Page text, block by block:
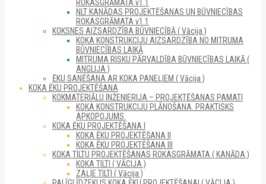
ROKASGRĀMATA v1.1
NLT KANĀDAS PROJEKTĒŠANAS UN BŪVNIECĪBAS
ROKASGRĀMATA v1.1
KOKSNES AIZSARDZĪBA BŪVNIECĪBĀ ( Vācija )
KOKA KONSTRUKCIJU AIZSARDZĪBA NO MITRUMA
BŪVNIECĪBAS LAIKĀ
MITRUMA RISKU PĀRVALDĪBA BŪVNIECĪBAS LAIKĀ (
ANGLIJA )
ĒKU SANĒŠANA AR KOKA PANEĻIEM ( Vācija )
KOKA ĒKU PROJEKTĒŠANA
KOKMATERIĀLU INŽENIERIJA – PROJEKTĒŠANAS PAMATI
KOKA KONSTRUKCIJU PLĀNOŠANA. PRAKTISKS
APKOPOJUMS.
KOKA ĒKU PROJEKTĒŠANA I
KOKA ĒKU PROJEKTĒŠANA II
KOKA ĒKU PROJEKTĒŠANA III
KOKA TILTU PROJEKTĒŠANAS ROKASGRĀMATA ( KANĀDA )
KOKA TILTI ( VĀCIJA )
ZAĻIE TILTI ( Vācija )